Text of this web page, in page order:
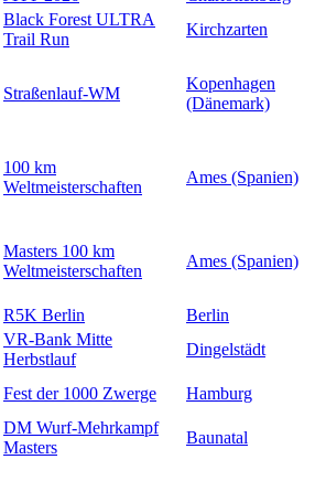
Black Forest ULTRA
Trail Run
Kirchzarten
Straßenlauf-WM
Kopenhagen
(Dänemark)
100 km
Weltmeisterschaften
Ames (Spanien)
Masters 100 km
Weltmeisterschaften
Ames (Spanien)
R5K Berlin
Berlin
VR-Bank Mitte
Herbstlauf
Dingelstädt
Fest der 1000 Zwerge
Hamburg
DM Wurf-Mehrkampf
Masters
Baunatal